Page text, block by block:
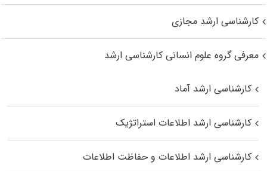
کارشناسی ارشد مجازی
معرفی گروه علوم انسانی کارشناسی ارشد
کارشناسی ارشد آماد
کارشناسی ارشد اطلاعات استراتژیک
کارشناسی ارشد اطلاعات و حفاظت اطلاعات